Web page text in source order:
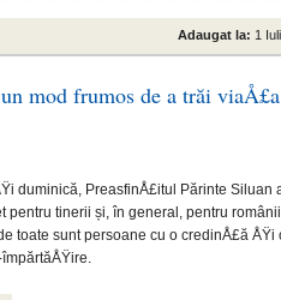
Adaugat la: 1
mod frumos de a trăi
duminică, PreasfinÅ£itul Părinte Siluan
tinerii și, în general, pentru
toate sunt persoane cu o credinÅ£ă ÅŸi